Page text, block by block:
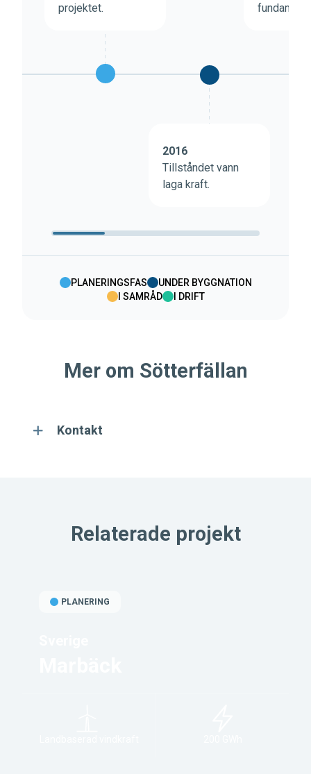
projektet.
2016
Tillståndet vann
laga kraft.
fundament.
PLANERINGSFAS
UNDER BYGGNATION
I SAMRÅD
I DRIFT
Mer om Sötterfällan
Kontakt
Relaterade projekt
PLANERING